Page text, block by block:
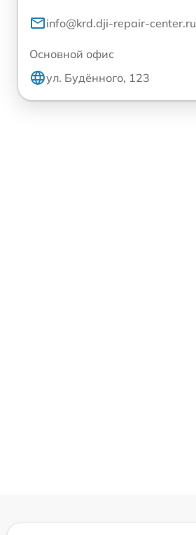
info@krd.dji-repair-center.ru
Основной офис
ул. Будённого, 123